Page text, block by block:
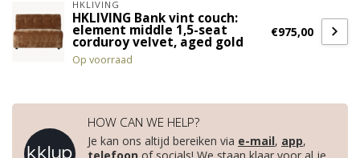
HKLIVING
HKLIVING Bank vint couch:
element middle 1,5-seat
corduroy velvet, aged gold
Op voorraad
€975,00
HOW CAN WE HELP?
Je kan ons altijd bereiken via e-mail, app,